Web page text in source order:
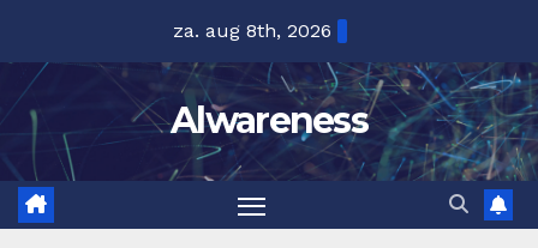
inhoud
za. aug 8th, 2026
Alwareness